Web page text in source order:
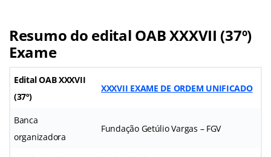
Resumo do edital OAB XXXVII (37º)
Exame
Edital OAB XXXVII
(37º)
XXXVII EXAME DE ORDEM UNIFICADO
Banca
organizadora
Fundação Getúlio Vargas – FGV